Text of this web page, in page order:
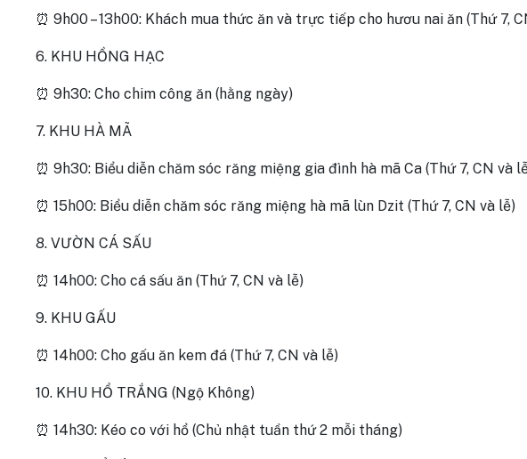
⏰ 9h00 – 13h00: Khách mua thức ăn và trực tiếp cho hươu nai ăn (Thứ 7,
6. KHU HỒNG HẠC
⏰ 9h30: Cho chim công ăn (hằng ngày)
7. KHU HÀ MÃ
⏰ 9h30: Biểu diễn chăm sóc răng miệng gia đình hà mã Ca (Thứ 7, CN và
⏰ 15h00: Biểu diễn chăm sóc răng miệng hà mã lùn Dzit (Thứ 7, CN và lễ)
8. VƯỜN CÁ SẤU
⏰ 14h00: Cho cá sấu ăn (Thứ 7, CN và lễ)
9. KHU GẤU
⏰ 14h00: Cho gấu ăn kem đá (Thứ 7, CN và lễ)
10. KHU HỔ TRẮNG (Ngộ Không)
⏰ 14h30: Kéo co với hổ (Chủ nhật tuần thứ 2 mỗi tháng)